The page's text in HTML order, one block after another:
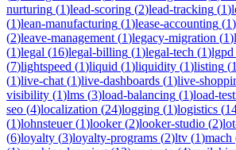
nurturing (1)lead-scoring (2)lead-tracking (1)
(1)lean-manufacturing (1)lease-accounting (1)
(2)leave-management (1)legacy-migration (1)
(1)legal (16)legal-billing (1)legal-tech (1)lgpd
(7)lightspeed (1)liquid (1)liquidity (1)listing (1
(1)live-chat (1)live-dashboards (1)live-
visibility (1)lms (3)load-balancing (1)load-
seo (4)localization (24)logging (1)logistics (
(1)lohnsteuer(1)looker(2)looker-studio (2)
(6)loyalty (3)loyalty-programs (2)ltv (1)mach